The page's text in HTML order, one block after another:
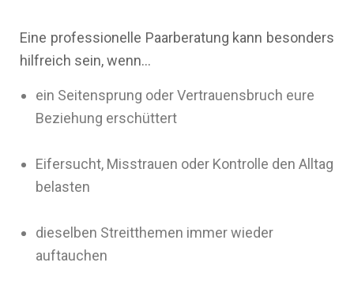
Eine professionelle Paarberatung kann besonders
hilfreich sein, wenn…
ein Seitensprung oder Vertrauensbruch eure
Beziehung erschüttert
Eifersucht, Misstrauen oder Kontrolle den Alltag
belasten
dieselben Streitthemen immer wieder
auftauchen